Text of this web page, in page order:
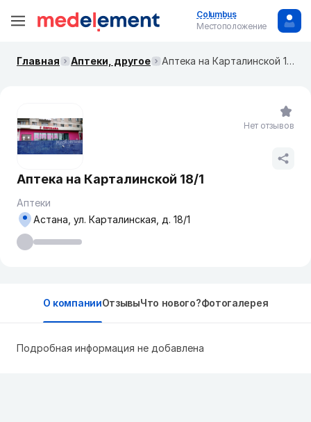
Columbus
Местоположение
Главная Аптеки, другое Аптека на Карталинской 18/1
Аптека на Карталинской 18/1
Аптеки
Астана, ул. Карталинская, д. 18/1
Нет отзывов
О компанииОтзывыЧто нового?Фотогалерея
Подробная информация не добавлена